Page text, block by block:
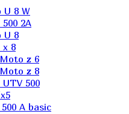
8 W
2A
U 8
x 8
z 6
z 8
500
A basic